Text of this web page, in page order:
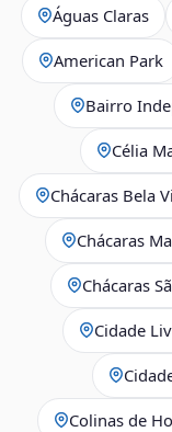
Águas Claras
American Park
Bairro
Célia
Chácaras Bela
Chácaras
Chácaras
Cidade
Colinas de